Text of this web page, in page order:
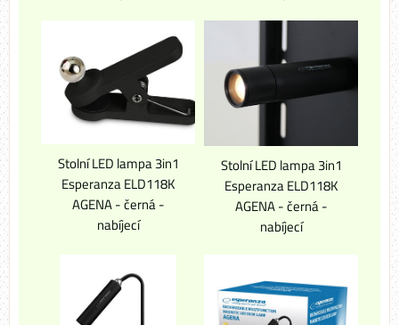
Stolní LED lampa 3in1
Esperanza ELD118K
AGENA - černá -
nabíjecí
Stolní LED lampa 3in1
Esperanza ELD118K
AGENA - černá -
nabíjecí